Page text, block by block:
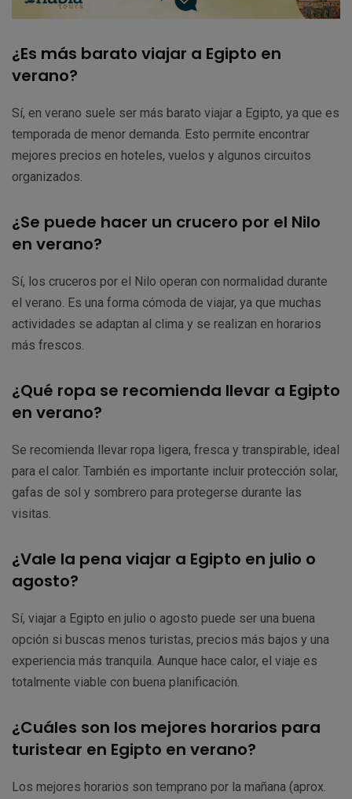
¿Es más barato viajar a Egipto en
verano?
Sí, en verano suele ser más barato viajar a Egipto, ya que es
temporada de menor demanda. Esto permite encontrar
mejores precios en hoteles, vuelos y algunos circuitos
organizados.
¿Se puede hacer un crucero por el Nilo
en verano?
Sí, los cruceros por el Nilo operan con normalidad durante
el verano. Es una forma cómoda de viajar, ya que muchas
actividades se adaptan al clima y se realizan en horarios
más frescos.
¿Qué ropa se recomienda llevar a Egipto
en verano?
Se recomienda llevar ropa ligera, fresca y transpirable, ideal
para el calor. También es importante incluir protección solar,
gafas de sol y sombrero para protegerse durante las
visitas.
¿Vale la pena viajar a Egipto en julio o
agosto?
Sí, viajar a Egipto en julio o agosto puede ser una buena
opción si buscas menos turistas, precios más bajos y una
experiencia más tranquila. Aunque hace calor, el viaje es
totalmente viable con buena planificación.
¿Cuáles son los mejores horarios para
turistear en Egipto en verano?
Los mejores horarios son temprano por la mañana (aprox.